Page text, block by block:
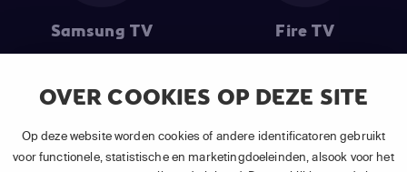
OVER COOKIES OP DEZE SITE
Op deze website worden cookies of andere identificatoren gebruikt
voor functionele, statistische en marketingdoeleinden, alsook voor het
Samsung TV Fire TV
(1) De eerste 30 dagen gratis: Geldig op alle nieuwe abonnementen
van APP TV Light, Basic of Plus.